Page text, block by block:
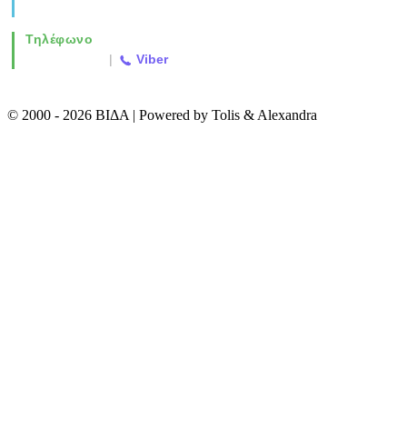
Τηλέφωνο
| Viber
© 2000 - 2026 ΒΙΔΑ | Powered by Tolis & Alexandra